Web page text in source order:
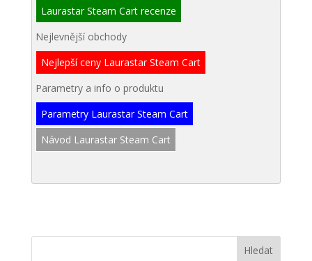
Laurastar Steam Cart recenze
Nejlevnější obchody
Nejlepší ceny Laurastar Steam Cart
Parametry a info o produktu
Parametry Laurastar Steam Cart
Návod Laurastar Steam Cart